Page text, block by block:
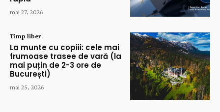
mai 27, 2026
Timp liber
La munte cu copiii: cele mai
frumoase trasee de vară (la
mai puțin de 2-3 ore de
București)
mai 25, 2026